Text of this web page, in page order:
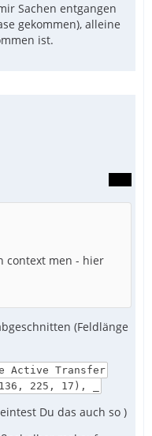
Sachen entgangen
gekommen), alleine
ist.
context men - hier
(Feldlänge
Active Transfer
225, 17), _
Du das auch so )